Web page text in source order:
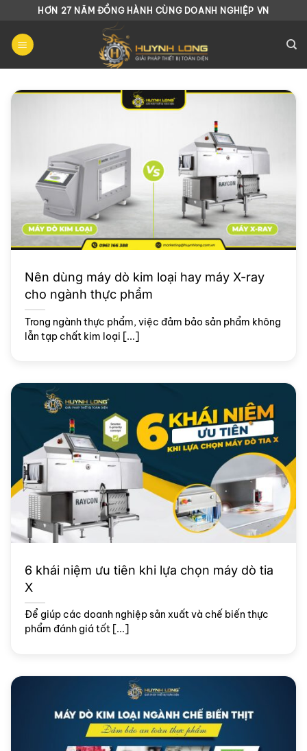
Chuyển
nội
dung
HƠN 27 NĂM ĐỒNG HÀNH CÙNG DOANH NGHIỆP VN
Nên dùng máy dò kim loại hay máy X-ray
cho ngành thực phẩm
Trong ngành thực phẩm, việc đảm bảo sản phẩm không
lẫn tạp chất kim loại [...]
6 khái niệm ưu tiên khi lựa chọn máy dò tia
X
Để giúp các doanh nghiệp sản xuất và chế biến thực
phẩm đánh giá tốt [...]